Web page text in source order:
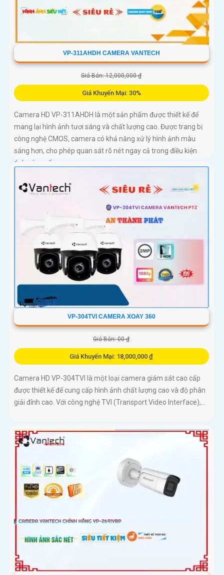
VP-311AHDH CAMERA VANTECH
Giá Bán: 12,000,000 ₫
Giá Khuyến Mại: 30%
Camera HD VP-311AHDH là một sản phẩm được thiết kế để
mang lại hình ảnh tươi sáng và chất lượng cao. Được trang bị
công nghệ CMOS, camera có khả năng xử lý hình ảnh màu
sáng hơn, cho phép quan sát rõ nét ngay cả trong điều kiện
ánh sáng yếu
VP-304TVI CAMERA XOAY 360
Giá Bán: 00 ₫
Giá Khuyến Mại: 18,000,000 ₫
Camera HD VP-304TVI là một loại camera giám sát cao cấp
được thiết kế để cung cấp hình ảnh chất lượng cao và độ phân
giải đỉnh cao. Với công nghệ TVI (Transport Video Interface),...